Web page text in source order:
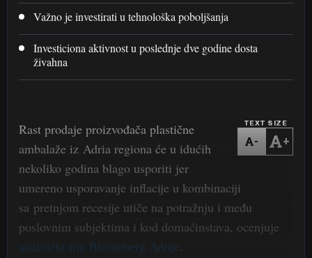
Važno je investirati u tehnološka poboljšanja
Investiciona aktivnost u poslednje dve godine dosta
živahna
TEXT SIZE
- +
Rast prodaje proizvođača plastične
ambalaže iz Adria regiona će u idućih
nekoliko godina blago usporiti jer
umereno usporavanje inflacije u kombinaciji
sa pretnjom recesije utiče na potražnju i među
poslovnim subjektima i kod domaćinstava, ocenjuje
analitički tim Bloomberg Adrije.